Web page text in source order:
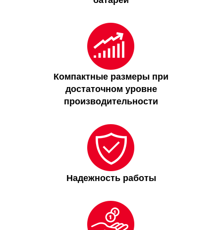
Компактные размеры при
достаточном уровне
производительности
Надежность работы